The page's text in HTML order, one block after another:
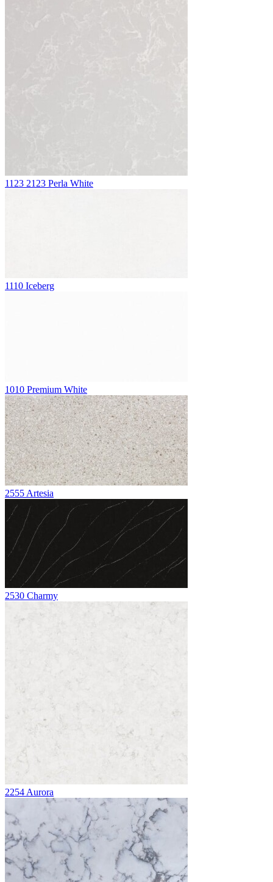
1123 2123 Perla White
1110 Iceberg
1010 Premium White
2555 Artesia
2530 Charmy
2254 Aurora